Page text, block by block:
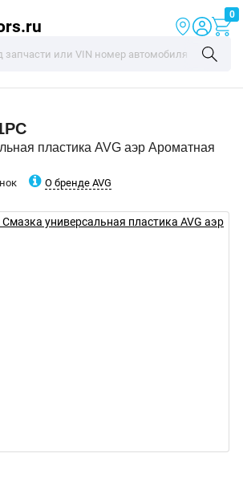
0
пластика AVG аэр Ароматная
О бренде AVG